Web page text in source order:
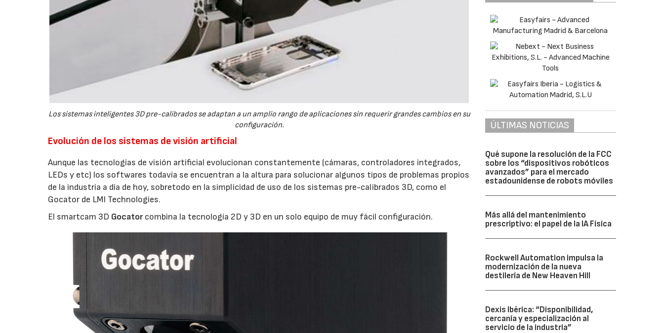
Los sistemas inteligentes 3D pre-calibrados se adaptan a un amplio rango de aplicaciones sin requerir grandes cambios en su
configuración.
Evolución de los sistemas de visión artificial
Aunque las tecnologías de visión artificial evolucionan constantemente (cámaras, controladores integrados,
LEDs y etc) los softwares todavía se encuentran a la altura para solucionar algunos tipos de problemas propios
de la industria a día de hoy, sobretodo en la simplicidad de uso de los sistemas pre-calibrados 3D, como el
Gocator de LMI Technologies.
El smartcam 3D Gocatorcombina la tecnología 2D y 3D en un solo equipo de muy fácil configuración.
ÚLTIMAS NOTICIAS
Qué supone la resolución de la FCC
sobre los “dispositivos robóticos
avanzados” para el mercado
estadounidense de robots móviles
Más allá del mantenimiento
prescriptivo: el papel de la IA Física
Rockwell Automation impulsa la
modernización de la nueva
destilería de New Heaven Hill
Dexis Ibérica: “Disponibilidad,
cercanía y especialización al
servicio de la industria”